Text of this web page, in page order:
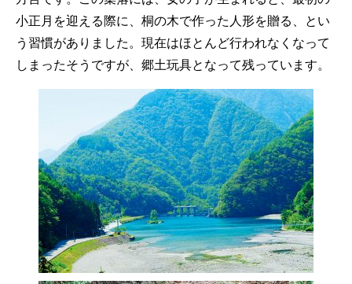
小正月を迎える際に、桐の木で作った人形を贈る、とい
う習慣がありました。現在はほとんど行われなくなって
しまったそうですが、郷土玩具となって残っています。